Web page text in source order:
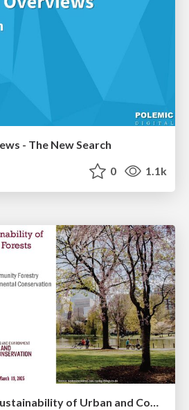
- The New Search
0 1.1k
Stewardship and Sustainability of Urban and Community Forests